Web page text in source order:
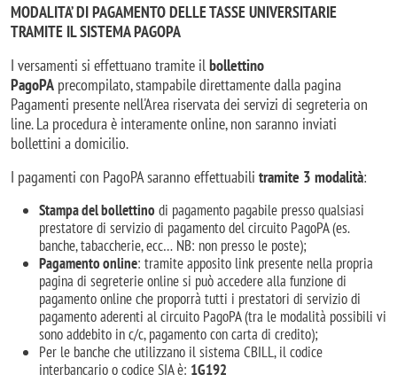
MODALITA’ DI PAGAMENTO DELLE TASSE UNIVERSITARIE
TRAMITE IL SISTEMA PAGOPA
I versamenti si effettuano tramite ilbollettino
PagoPA precompilato, stampabile direttamente dalla pagina
Pagamenti presente nell'Area riservata dei servizi di segreteria on
line. La procedura è interamente online, non saranno inviati
bollettini a domicilio.
I pagamenti con PagoPA saranno effettuabili tramite 3 modalità:
Stampa del bollettinodi pagamento pagabile presso qualsiasi
prestatore di servizio di pagamento del circuito PagoPA (es.
banche, tabaccherie, ecc… NB: non presso le poste);
Pagamento online: tramite apposito link presente nella propria
pagina di segreterie online si può accedere alla funzione di
pagamento online che proporrà tutti i prestatori di servizio di
pagamento aderenti al circuito PagoPA (tra le modalità possibili vi
sono addebito in c/c, pagamento con carta di credito);
Per le banche che utilizzano il sistema CBILL, il codice
interbancario o codice SIA è: 1G192